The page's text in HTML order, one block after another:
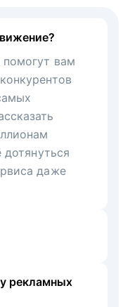
вам
даже
рекламных